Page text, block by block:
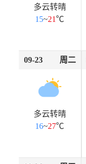
多云转晴
15~21℃
09-23 周二
多云转晴
16~27℃